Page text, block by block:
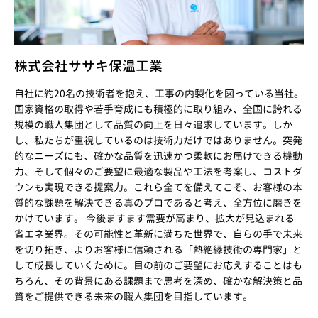
株式会社ササキ保温工業
自社に約20名の技術者を抱え、工事の内製化を図っている当社。
国家資格の取得や若手育成にも積極的に取り組み、全国に誇れる
規模の職人集団として品質の向上を日々追求しています。しか
し、私たちが重視しているのは技術力だけではありません。突発
的なニーズにも、確かな品質を迅速かつ柔軟にお届けできる機動
力、そして個々のご要望に最適な製品や工法を考案し、コストダ
ウンも実現できる提案力。これら全てを備えてこそ、お客様の本
質的な課題を解決できる真のプロであると考え、全方位に磨きを
かけています。 今後ますます需要が高まり、拡大が見込まれる
省エネ業界。その可能性と革新に満ちた世界で、自らの手で未来
を切り拓き、よりお客様に信頼される「熱絶縁技術の専門家」と
して成長していくために。目の前のご要望にお応えすることはも
ちろん、その背景にある課題まで思考を深め、確かな解決策と品
質をご提供できる未来の職人集団を目指しています。